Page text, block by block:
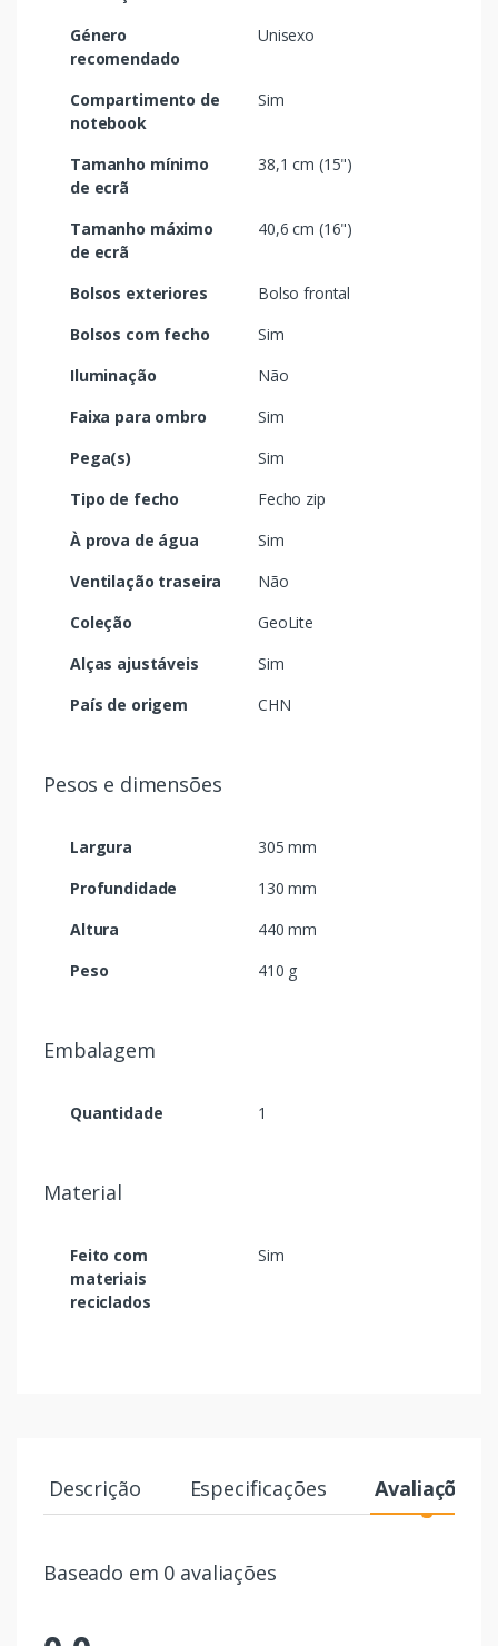
Género
recomendado
Unisexo
Compartimento de
notebook
Sim
Tamanho mínimo
de ecrã
38,1 cm (15")
Tamanho máximo
de ecrã
40,6 cm (16")
Bolsos exteriores
Bolso frontal
Bolsos com fecho
Sim
Iluminação
Não
Faixa para ombro
Sim
Pega(s)
Sim
Tipo de fecho
Fecho zip
À prova de água
Sim
Ventilação traseira
Não
Coleção
GeoLite
Alças ajustáveis
Sim
País de origem
CHN
Pesos e dimensões
Largura
305 mm
Profundidade
130 mm
Altura
440 mm
Peso
410 g
Embalagem
Quantidade 1
Material
Feito com
materiais
reciclados
Sim
Descrição Especificações Avaliações
Baseado em 0 avaliações